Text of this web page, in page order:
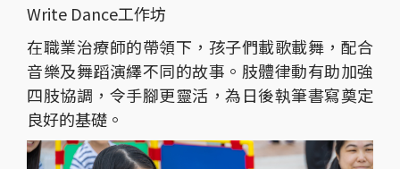
Write Dance工作坊
在職業治療師的帶領下，孩子們載歌載舞，配合
音樂及舞蹈演繹不同的故事。肢體律動有助加強
四肢協調，令手腳更靈活，為日後執筆書寫奠定
良好的基礎。